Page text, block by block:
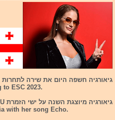
גיאורגיה חשפה היום את שירה לתחרות
ESC 2023.
גיאורגיה מיוצגת השנה על ישי הזמרת IRU עם השיר ECHO.
with her song Echo.